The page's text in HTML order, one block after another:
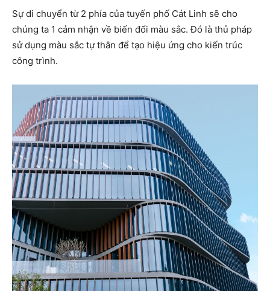
Sự di chuyển từ 2 phía của tuyến phố Cát Linh sẽ cho
chúng ta 1 cảm nhận về biến đổi màu sắc. Đó là thủ pháp
sử dụng màu sắc tự thân để tạo hiệu ứng cho kiến trúc
công trình.